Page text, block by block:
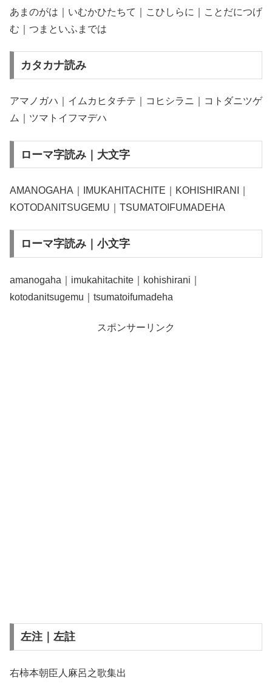
あまのがは｜いむかひたちて｜こひしらに｜ことだにつげ
む｜つまといふまでは
カタカナ読み
アマノガハ｜イムカヒタチテ｜コヒシラニ｜コトダニツゲ
ム｜ツマトイフマデハ
ローマ字読み｜大文字
AMANOGAHA｜IMUKAHITACHITE｜KOHISHIRANI｜
KOTODANITSUGEMU｜TSUMATOIFUMADEHA
ローマ字読み｜小文字
amanogaha｜imukahitachite｜kohishirani｜
kotodanitsugemu｜tsumatoifumadeha
スポンサーリンク
左注｜左註
右柿本朝臣人麻呂之歌集出